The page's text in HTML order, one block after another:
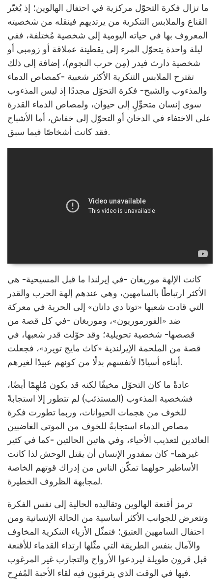
ما تزال فكرة التحوّل مركزية في احتفال الهالوين؛ إذ يُغيّر
القناع والملابس التنكرية من يرتديهم فينقله من شخصيته
المعروف بها في حياته اليومية إلى شخصية مُختلفة، ففي
ليلة واحدة يتحوّل المرء إلى يقطينة عملاقة أو زومبي أو
شخصية دارث فيدر (مِن حرب النجوم)، إضافة إلى ذلك
تقترح الملابس التنكرية الأكثر شعبية -كمصاص الدماء
والمذءوب والشبح- فكرة التحوّل مجددًا إذ ليس المذءوب
سوى إنسان متحوِّلٍ إلى حيوان، ولمصاص الدماء القدرة
على الاختفاء في الدخان أو التحوّل إلى خفاش، أما الأشباح
فقد كانت أشخاصًا فيما سبق.
كانت الإلهة موريغان -في إيرلندا ما قبل المسيحية- هي
الأكثر ارتباطًا بالسامهين، وهي عندهم إلهة الحرب والقدر
التي قادت شعبها «توتا دي دانان» إلى الحرية في معركة
ضد «الفورموريون»، وموريغان -في كل قصة من
قصصها- شخصية تحويلية؛ وقد حوّلت قدر شعبها، في
قصة من الملحمة الإيرلندية «كاث مايج تويرد»، فجعلت
أبناءه أسيادًا لأنفسهم بدلًا من كونهم عبيدًا لغيرهم.
عادةً ما كان التحوّل مخيفًا لكنه قد يكون مُلهِمًا أيضًا،
فشخصية المذءوب (المستذئب) لم تتطور إلا استجابةً
للخوف من هجمات الحيوانات، وربما تطورت فكرة
مصاص الدماء استجابةً للخوف من الموتى الغاضبين
العائدين لتعذيب الأحياء، وفي هاتين الحالتين -كما في كثير
غيرهما- كان بمقدور الإنسان أن يقتل الوحش لذا كانت
الأساطير حولهما تمكّن الناس من إدراك قوتهم الخاصة
لمجابهة الظروف الخطيرة.
ترمز أقنعة الهالوين وتقاليده الحالية إلى نفس الفكرة
وتتعرض للجوانب الأكثر أساسية من الحالة الإنسانية ومن
احتفال السامهين العتيق؛ فتمثّل الأزياء التنكرية المخاوف
والآمال بنفس الطريقة التي مثّلها ارتداء القدماء للأقنعة
قبل قرون طويلة ليردعوا الأرواح والتجارب غير المرغوب
فيها في الوقت الذي يترقبون فيه لقاء الأحبة المُفرِح.